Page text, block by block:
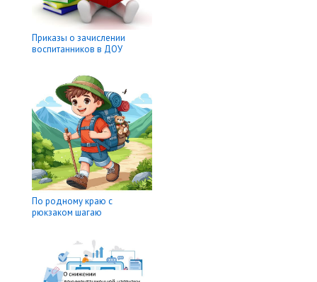
Приказы о зачислении
воспитанников в ДОУ
По родному краю с
рюкзаком шагаю